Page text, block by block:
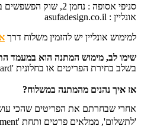
אונליין : asufadesign.co.il
למימוש אונליין יש להזמין משלוח דרך
שימו לב, מימוש המתנה הוא במעמד
בשלב בחירת הפריטים או בחלונית 'Discount code or gift card'.
אז איך נהנים מהמתנה במשלוח?
אחרי שבחרתם את הפריטים שהכי